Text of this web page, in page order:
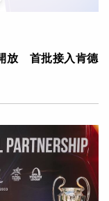
放 首批接入肯德